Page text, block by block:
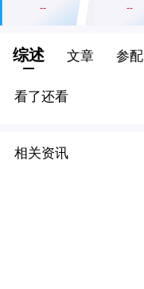
-- --
综述 文章 参配
看了还看
相关资讯